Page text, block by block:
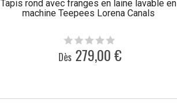
Tapis rond avec franges en laine lavable en
machine Teepees Lorena Canals
Dès 279,00 €